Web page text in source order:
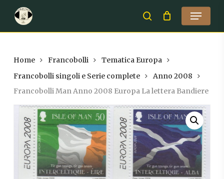
main
search
Menu
Home Francobolli
Tematica Europa
Francobolli singoli e Serie complete
Anno 2008
Francobolli Man Anno 2008 Europa La lettera Bandiere
Close